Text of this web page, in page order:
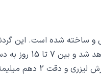
خواهد رسید.
از دیگر مشخصات گردنبند